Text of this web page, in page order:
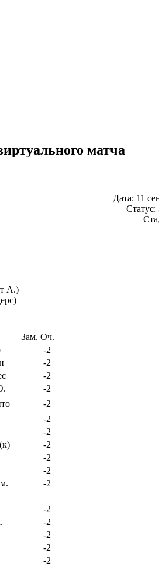
матча
Дата: 11
Статус:
А.)
Зам. Оч.
-2
-2
-2
-2
-2
-2
-2
-2
-2
-2
-2
-2
-2
-2
-2
-2